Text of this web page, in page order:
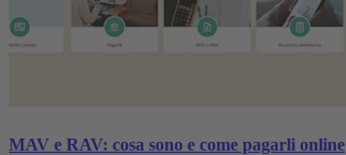
MAV e RAV: cosa sono e come pagarli online